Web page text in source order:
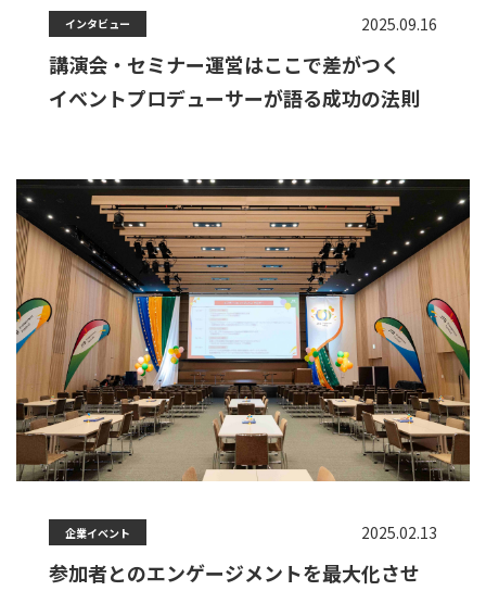
インタビュー 2025.09.16
講演会・セミナー運営はここで差がつく
イベントプロデューサーが語る成功の法則
企業イベント 2025.02.13
参加者とのエンゲージメントを最大化させ